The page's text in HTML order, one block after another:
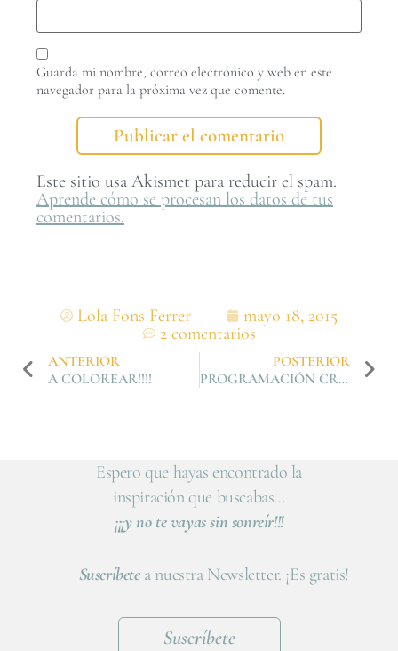
Guarda mi nombre, correo electrónico y web en este
navegador para la próxima vez que comente.
Este sitio usa Akismet para reducir el spam.
Aprende cómo se procesan los datos de tus
comentarios.
Lola Fons Ferrer
mayo 18, 2015
2 comentarios
ANTERIOR
A COLOREAR!!!!
POSTERIOR
PROGRAMACIÓN CREATIVA PARA JUNIO
Espero que hayas encontrado la
inspiración que buscabas…
¡¡¡y no te vayas sin sonreír!!!
Suscríbetea nuestra Newsletter. ¡Es gratis!
Suscríbete